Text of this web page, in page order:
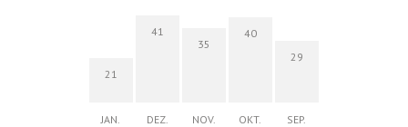
21
JAN.
41
DEZ.
35
NOV.
40
OKT.
29
SEP.